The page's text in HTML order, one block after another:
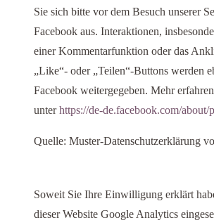
Sie sich bitte vor dem Besuch unserer
Facebook aus. Interaktionen,
einer Kommentarfunktion oder das
„Like“- oder „Teilen“-Buttons werden
Facebook weitergegeben. Mehr
unterhttps://de-de.facebook.com/about/
Quelle: Muster-Datenschutzerklärung
Soweit Sie Ihre Einwilligung erklärt
dieser Website Google Analytics